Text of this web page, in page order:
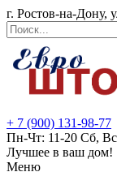
г. Ростов-на-Дону,
+ 7 (900) 131-98-77
Пн-Чт: 11-20 Сб,
Лучшее в ваш дом!
Меню